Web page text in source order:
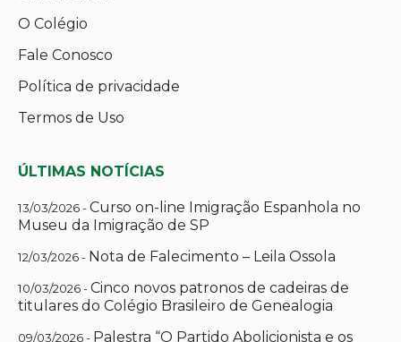
O Colégio
Fale Conosco
Política de privacidade
Termos de Uso
ÚLTIMAS NOTÍCIAS
13/03/2026 -Curso on-line Imigração Espanhola no
Museu da Imigração de SP
12/03/2026 - Nota de Falecimento – Leila Ossola
10/03/2026 -Cinco novos patronos de cadeiras de
titulares do Colégio Brasileiro de Genealogia
09/03/2026 - Palestra “O Partido Abolicionista e os